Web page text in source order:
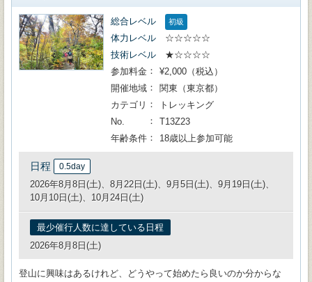
総合レベル 初級
体力レベル
☆☆☆☆☆
技術レベル
★☆☆☆☆
参加料金
¥2,000（税込）
開催地域
関東（東京都）
カテゴリ
トレッキング
No.
T13Z23
年齢条件
18歳以上参加可能
日程 0.5day
2026年8月8日(土)、8月22日(土)、9月5日(土)、9月19日(土)、
10月10日(土)、10月24日(土)
最少催行人数に達している日程
2026年8月8日(土)
登山に興味はあるけれど、どうやって始めたら良いのか分からな